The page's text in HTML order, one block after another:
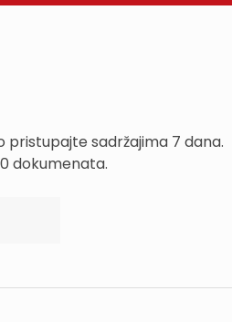
pristupajte sadržajima 7 dana.
dokumenata.